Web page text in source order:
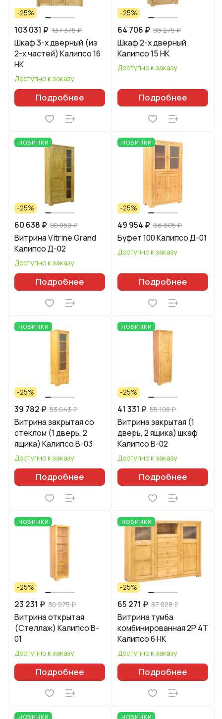
-25%
103 031 ₽ 137 375 ₽
Шкаф 3-х дверный (из
2-х частей) Калипсо 16
НК
Доступно к заказу
Подробнее
-25%
64 706 ₽ 86 275 ₽
Шкаф 2-х дверный
Калипсо 15 НК
Доступно к заказу
Подробнее
НОВИНКИ
-25%
60 638 ₽ 80 850 ₽
Витрина Vitrine Grand
Калипсо Д-02
Доступно к заказу
Подробнее
НОВИНКИ
-25%
49 954 ₽ 66 605 ₽
Буфет 100 Калипсо Д-01
Доступно к заказу
Подробнее
НОВИНКИ
-25%
39 782 ₽ 53 043 ₽
Витрина закрытая со
стеклом (1 дверь, 2
ящика) Калипсо B-03
Доступно к заказу
Подробнее
НОВИНКИ
-25%
41 331 ₽ 55 108 ₽
Витрина закрытая (1
дверь, 2 ящика) шкаф
Калипсо B-02
Доступно к заказу
Подробнее
НОВИНКИ
-25%
23 231 ₽ 30 975 ₽
Витрина открытая
(Стеллаж) Калипсо B-
01
Доступно к заказу
Подробнее
НОВИНКИ
-25%
65 271 ₽ 87 028 ₽
Витрина тумба
комбинированная 2Р 4Т
Калипсо 6 НК
Доступно к заказу
Подробнее
НОВИНКИ НОВИНКИ